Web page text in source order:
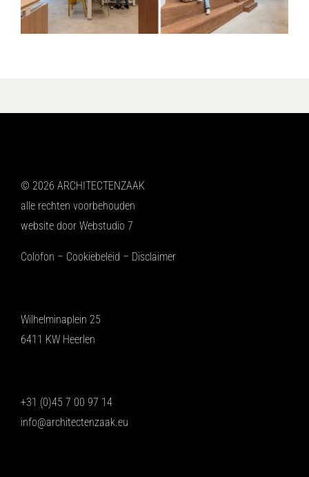
© 2026 ARCHITECTENZAAK
alle rechten voorbehouden
website door Webstudio 7
Colofon – Cookiebeleid – Disclaimer
Wilhelminaplein 25
6411 KW Heerlen
+31 (0)45 7 00 97 14
info@architectenzaak.eu